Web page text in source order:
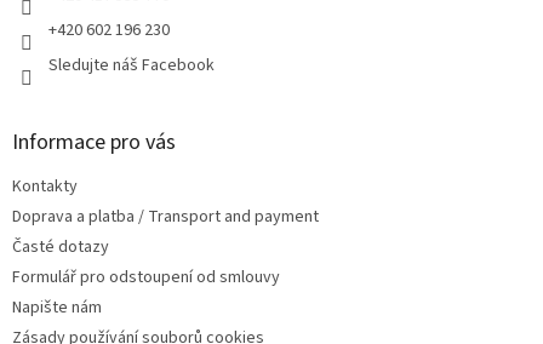
+420 602 196 230
Sledujte náš Facebook
Informace pro vás
Kontakty
Doprava a platba / Transport and payment
Časté dotazy
Formulář pro odstoupení od smlouvy
Napište nám
Zásady používání souborů cookies